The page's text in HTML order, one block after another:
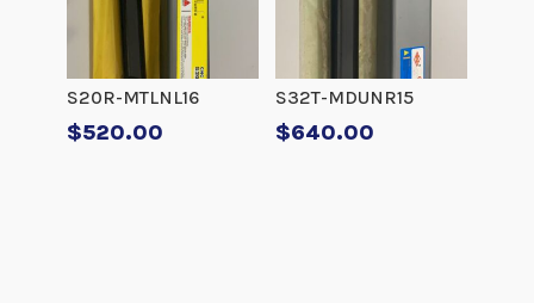
S20R-MTLNL16
$520.00
S32T-MDUNR15
$640.00